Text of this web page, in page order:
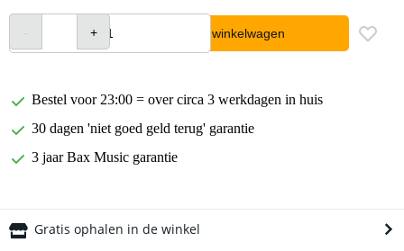
In winkelwagen
Bestel voor 23:00 = over circa 3 werkdagen in huis
30 dagen 'niet goed geld terug' garantie
3 jaar Bax Music garantie
Gratis ophalen in de winkel